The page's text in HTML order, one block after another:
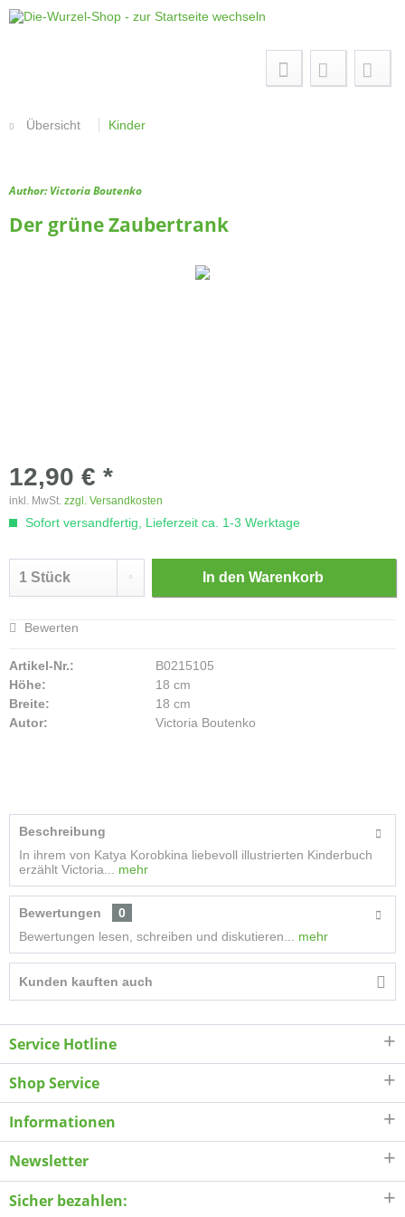
Übersicht Kinder
Author: Victoria Boutenko
Der grüne Zaubertrank
12,90 € *
inkl. MwSt. zzgl. Versandkosten
Sofort versandfertig, Lieferzeit ca. 1-3 Werktage
In den Warenkorb
Bewerten
Artikel-Nr.:
B0215105
Höhe:
18 cm
Breite:
18 cm
Autor:
Victoria Boutenko
Beschreibung
In ihrem von Katya Korobkina liebevoll illustrierten Kinderbuch
erzählt Victoria...
mehr
Bewertungen
0
Bewertungen lesen, schreiben und diskutieren...
mehr
Kunden kauften auch
Service Hotline
Shop Service
Informationen
Newsletter
Sicher bezahlen: